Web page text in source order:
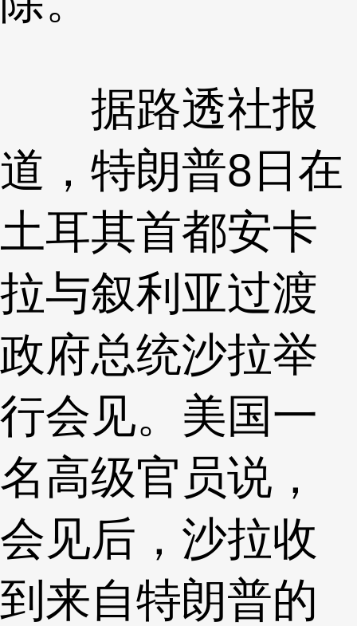
据路透社报
道，特朗普8日在
土耳其首都安卡
拉与叙利亚过渡
政府总统沙拉举
行会见。美国一
名高级官员说，
会见后，沙拉收
到来自特朗普的